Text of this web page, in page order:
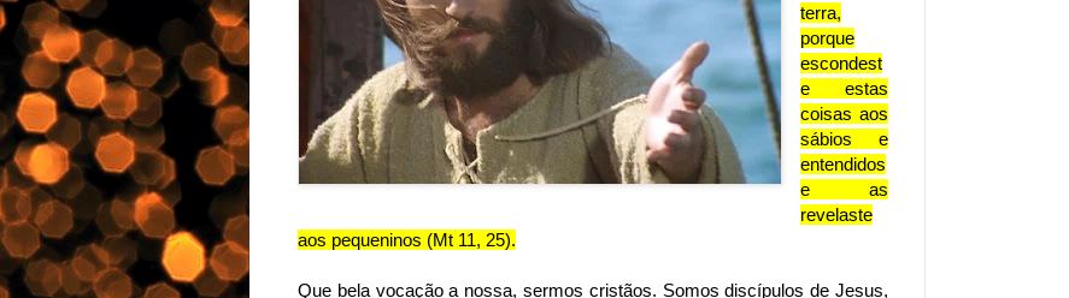
terra,
porque
escondest
e estas
coisas aos
sábios e
entendidos
e as
revelaste
aos pequeninos (Mt 11, 25).
Que bela vocação a nossa, sermos cristãos. Somos discípulos de Jesus,